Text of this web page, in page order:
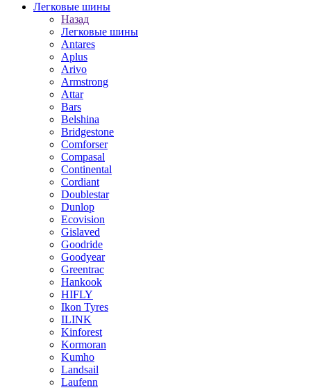
Легковые шины
Назад
Легковые шины
Antares
Aplus
Arivo
Armstrong
Attar
Bars
Belshina
Bridgestone
Comforser
Compasal
Continental
Cordiant
Doublestar
Dunlop
Ecovision
Gislaved
Goodride
Goodyear
Greentrac
Hankook
HIFLY
Ikon Tyres
ILINK
Kinforest
Kormoran
Kumho
Landsail
Laufenn